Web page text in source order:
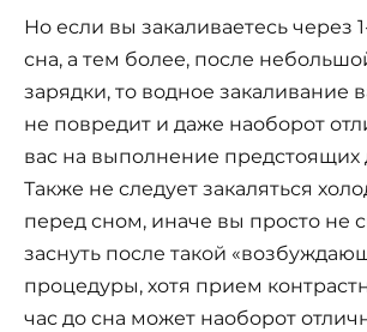
Но если вы закаливаетесь через
сна, а тем более, после
зарядки, то водное закаливание
не повредит и даже наоборот
вас на выполнение предстоящих
Также не следует закаляться
перед сном, иначе вы просто не
заснуть после такой
процедуры, хотя прием
час до сна может наоборот